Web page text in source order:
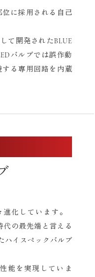
に採用される自己
て開発されたBLUE
バルブでは誤作動
る専用回路を内蔵
化しています。
代の最先端と言える
ハイスペックバルブ
能を実現していま